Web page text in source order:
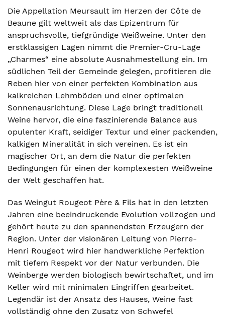
Die Appellation Meursault im Herzen der Côte de
Beaune gilt weltweit als das Epizentrum für
anspruchsvolle, tiefgründige Weißweine. Unter den
erstklassigen Lagen nimmt die Premier-Cru-Lage
„Charmes“ eine absolute Ausnahmestellung ein. Im
südlichen Teil der Gemeinde gelegen, profitieren die
Reben hier von einer perfekten Kombination aus
kalkreichen Lehmböden und einer optimalen
Sonnenausrichtung. Diese Lage bringt traditionell
Weine hervor, die eine faszinierende Balance aus
opulenter Kraft, seidiger Textur und einer packenden,
kalkigen Mineralität in sich vereinen. Es ist ein
magischer Ort, an dem die Natur die perfekten
Bedingungen für einen der komplexesten Weißweine
der Welt geschaffen hat.
Das Weingut Rougeot Père & Fils hat in den letzten
Jahren eine beeindruckende Evolution vollzogen und
gehört heute zu den spannendsten Erzeugern der
Region. Unter der visionären Leitung von Pierre-
Henri Rougeot wird hier handwerkliche Perfektion
mit tiefem Respekt vor der Natur verbunden. Die
Weinberge werden biologisch bewirtschaftet, und im
Keller wird mit minimalen Eingriffen gearbeitet.
Legendär ist der Ansatz des Hauses, Weine fast
vollständig ohne den Zusatz von Schwefel